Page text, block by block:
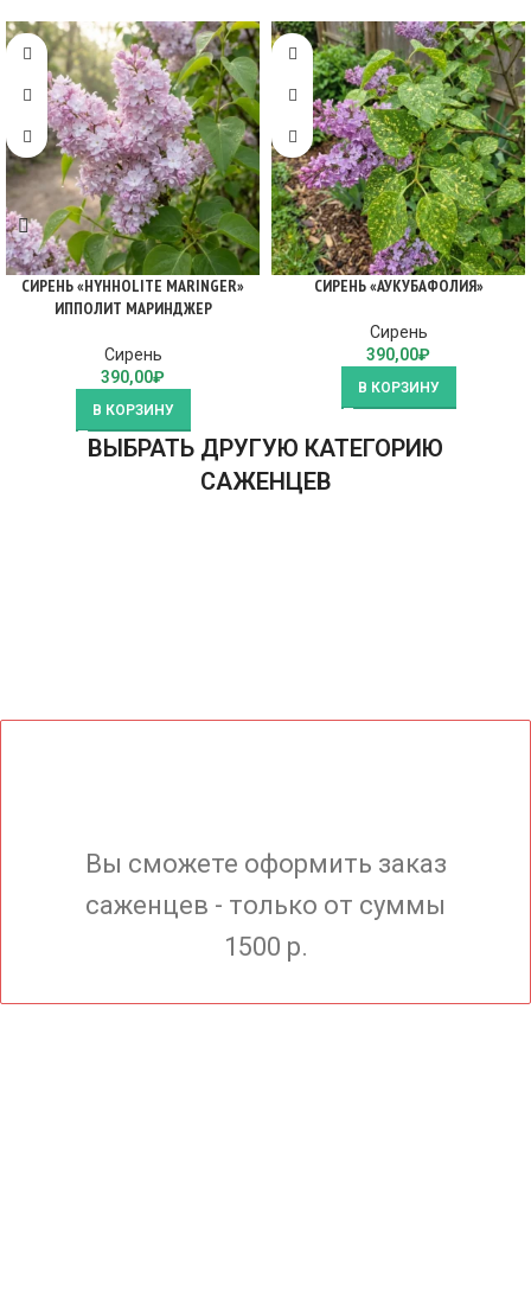
СИРЕНЬ «HYHHOLITE MARINGER»
ИППОЛИТ МАРИНДЖЕР
Сирень
390,00₽
В КОРЗИНУ
СИРЕНЬ «АУКУБАФОЛИЯ»
Сирень
390,00₽
В КОРЗИНУ
ВЫБРАТЬ ДРУГУЮ КАТЕГОРИЮ
САЖЕНЦЕВ
Вы сможете оформить заказ
саженцев - только от суммы
1500 р.